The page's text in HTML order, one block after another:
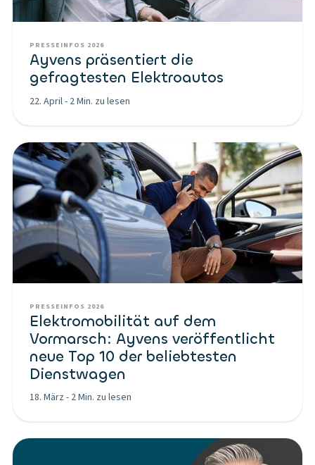
PRESSEINFOS 2026
Ayvens präsentiert die
gefragtesten Elektroautos
22. April- 2 Min. zu lesen
PRESSEINFOS 2026
Elektromobilität auf dem
Vormarsch: Ayvens veröffentlicht
neue Top 10 der beliebtesten
Dienstwagen
18. März - 2 Min. zu lesen